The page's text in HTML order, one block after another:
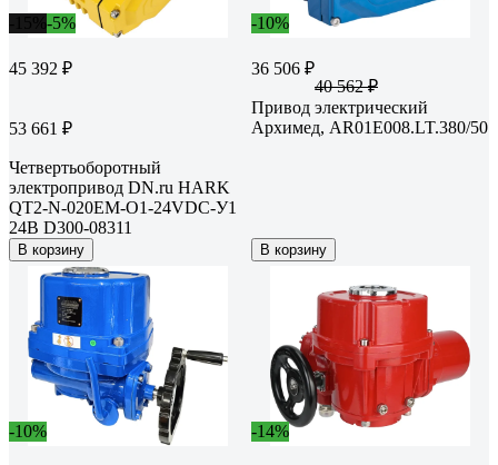
-5%
45 392 ₽
53 661 ₽
Четвертьоборотный
электропривод DN.ru HARK
QT2-N-020EM-O1-24VDC-У1
24В D300-08311
В корзину
-10%
36 506 ₽
40 562 ₽
Привод электрический
Архимед, AR01E008.LT.380/50
В корзину
-10% -14%